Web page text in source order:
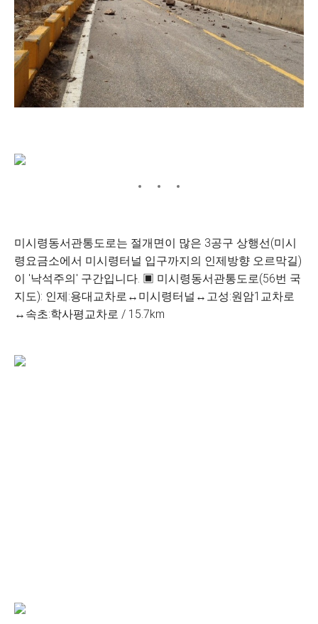
미시령동서관통도로는 절개면이 많은 3공구 상행선(미시
령요금소에서 미시령터널 입구까지의 인제방향 오르막길)
이 '낙석주의' 구간입니다. ▣ 미시령동서관통도로(56번 국
지도): 인제:용대교차로↔미시령터널↔고성:원암1교차로
↔속초:학사평교차로 / 15.7km